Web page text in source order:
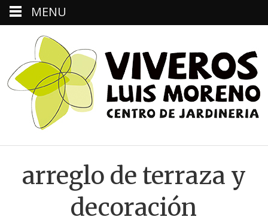
arreglo de terraza y
decoración
MENU